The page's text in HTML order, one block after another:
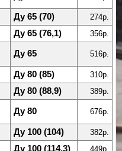
Ду 65 (70)
274р.
Ду 65 (76,1)
356р.
Ду 65 516р.
Ду 80 (85)
310р.
Ду 80 (88,9)
389р.
Ду 80 676р.
Ду 100 (104)
382р.
Ду 100 (114,3)
449р.